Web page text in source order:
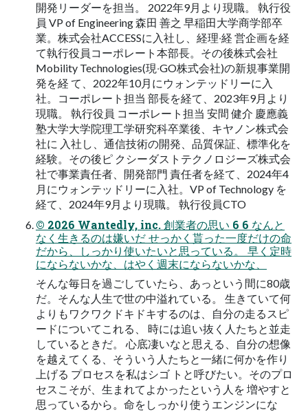
開発リーダーを担当。 2022年9⽉より現職。 執⾏役
員 VP of Engineering 森⽥ 善之 早稲⽥⼤学商学部卒
業。株式会社ACCESSに⼊社し、経理‧経 営企画を経
て執⾏役員コーポレート本部⻑。その後株式会社
Mobility Technologies(現‧GO株式会社)の新規事業開
発を経 て、2022年10⽉にウォンテッドリーに⼊
社。コーポレート担当 部⻑を経て、2023年9⽉より
現職。 執⾏役員 コーポレート担当 安間 健介 慶應義
塾⼤学⼤学院理⼯学研究科卒業後、キヤノン株式会
社に ⼊社し、通信技術の開発、品質保証、標準化を
経験。その後ピ クシーダストテクノロジーズ株式会
社で事業責任者、開発部⾨ 責任者を経て、2024年4
⽉にウォンテッドリーに⼊社。VP of Technology を
経て、2024年9⽉より現職。 執⾏役員CTO
© 2026 Wantedly, inc. 創業者の思い 6 6 なんと
なく⽣きるのは嫌いだ せっかく貰った⼀度だけの命
だから、しっかり使いたいと思っている。 早く定時
にならないかな、はやく週末にならないかな、
そんな毎⽇を過ごしていたら、あっという間に80歳
だ。そんな⼈⽣で世の中溢れている。 ⽣きていて何
よりもワクワクドキドキするのは、⾃分の⾛るスピ
ードについてこれる、 時には追い抜く⼈たちと並⾛
しているときだ。 ⼼底凄いなと思える、⾃分の想像
を越えてくる、そういう⼈たちと⼀緒に何かを作り
上げる プロセスを私はシゴ トと呼びたい。そのプロ
セスこそが、⽣まれてよかったという⼈を 増やすと
思っているから。命をしっかり使うエンジンにな